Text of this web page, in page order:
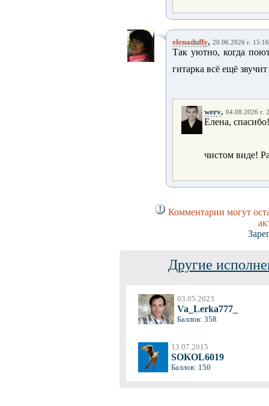
elenaduffy, 20.06.2026 г. 15:16
Так уютно, когда
гитарка всё ещё
werv, 04.08.2026 г.
Елена,
чистом виде!
Комментарии могут
Другие
03.05.2023
Va_Lerka777_
Баллов: 358
13.07.2015
SOKOL6019
Баллов: 150